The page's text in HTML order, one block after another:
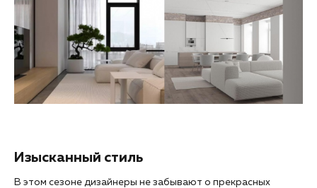
Изысканный стиль
В этом сезоне дизайнеры не забывают о прекрасных